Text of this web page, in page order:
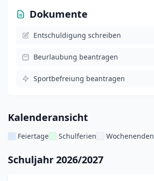
Dokumente
Entschuldigung schreiben
Beurlaubung beantragen
Sportbefreiung beantragen
Kalenderansicht
Feiertage Schulferien Wochenenden
Schuljahr 2026/2027